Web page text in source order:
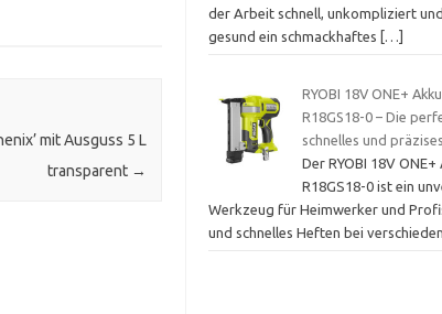
mit Ausguss 5 L
transparent →
der Arbeit schnell, unkompliziert
gesund ein schmackhaftes
[…]
RYOBI 18V ONE+
R18GS18-0 – Die
schnelles und
Der RYOBI 18V
R18GS18-0 ist ein
Werkzeug für Heimwerker und
und schnelles Heften bei